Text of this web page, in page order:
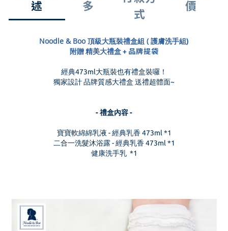
述
多
式
價
Noodle & Boo 頂級大瓶裝禮盒組 (護膚洗手組)
附贈 精美大禮盒 + 品牌提袋
經典473ml大瓶裝也有禮盒裝囉！
獨家設計 品牌質感大禮盒 送禮超體面~
- 禮盒內容 -
寶寶軟綿綿乳液 - 經典乳香 473ml *1
二合一洗髮沐浴露 - 經典乳香 473ml *1
健康洗手乳 *1